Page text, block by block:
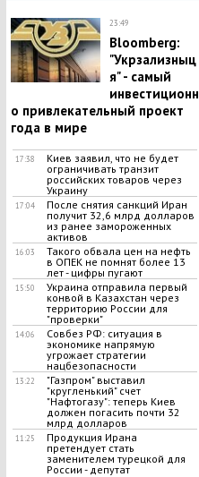
23:49
Bloomberg:
"Укрзализныц
я" - самый
инвестиционн
о привлекательный проект
года в мире
17:38
Киев заявил, что не будет
ограничивать транзит
российских товаров через
Украину
17:04
​После снятия санкций Иран
получит 32,6 млрд долларов
из ранее замороженных
активов
16:03
Такого обвала цен на нефть
в ОПЕК не помнят более 13
лет - цифры пугают
15:50
Украина отправила первый
конвой в Казахстан через
территорию России для
"проверки"
14:06
Совбез РФ: ситуация в
экономике напрямую
угрожает стратегии
нацбезопасности
13:22
"Газпром" выставил
"кругленький" счет
"Нафтогазу": теперь Киев
должен погасить почти 32
млрд долларов
11:25
Продукция Ирана
претендует стать
заменителем турецкой для
России - депутат